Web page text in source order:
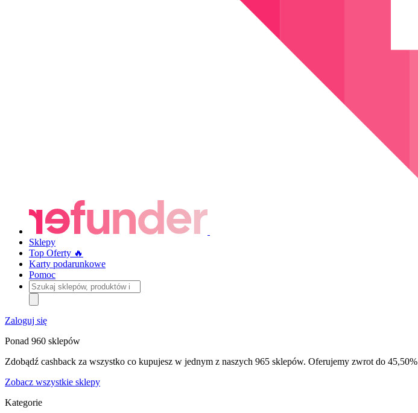
Sklepy
Top Oferty 🔥
Karty podarunkowe
Pomoc
Szukaj
sklepów,
produktów
i
kategorii
Zaloguj się
Ponad 960 sklepów
Zdobądź cashback za wszystko co kupujesz w jednym z naszych 965 sklepów. Oferujemy zwrot do 45,50%
Zobacz wszystkie sklepy
Kategorie